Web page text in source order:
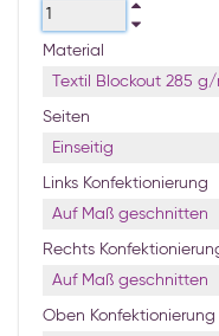
Material
Textil Blockout 285 g/
Seiten
Einseitig
Links Konfektionierung
Auf Maß geschnitten
Rechts
Auf Maß geschnitten
Oben Konfektionierung